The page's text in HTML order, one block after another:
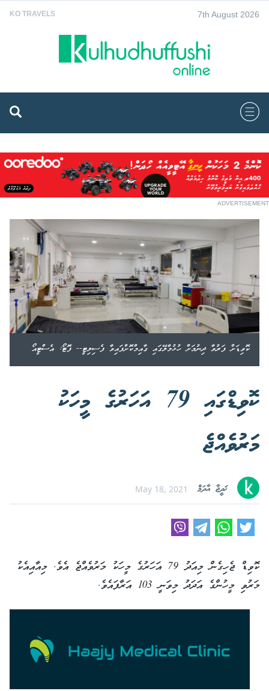
KO TRAVELS 7th August 2026
ADVERTISEMENT
ކޮވިޑަށް ފަރުވާ ދިނުމަށް ހުޅުމާލޭގައި ގާއިމްކޮށްފައިވާ ފެސިލިޓީ-- ފޮޓޯ: އެސްޓީއޯ
ކޮވިޑްގައި 79 އަހަރުގެ މީހަކު
މަރުވެއްޖެ
ޚަދީޖާ އާދަމް May 18, 2021
ކޮވިޑް ޖެހިގެން މިއަދު 79 އަހަރުގެ މީހަކު މަރުވެއްޖެ އެވެ. މިއާއިއެކު
މަރުވި މީހުންގެ އަދަދު މިވަނީ 103 އަރާފައެވެ.